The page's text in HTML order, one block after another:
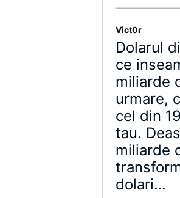
Vict0r
Dolarul
ce
miliarde
urmare,
cel din
tau.
miliarde
dolari…